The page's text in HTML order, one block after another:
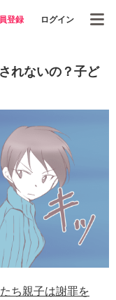
登録 ログイン
れないの？子ど
ち親子は謝罪を